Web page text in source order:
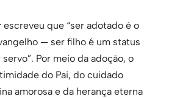
escreveu que “ser adotado é o
— ser filho é um status
Por meio da adoção, o
do Pai, do cuidado
amorosa e da herança eterna